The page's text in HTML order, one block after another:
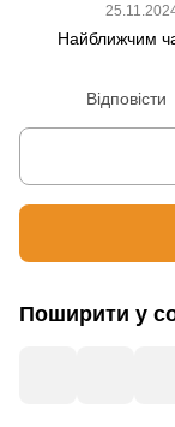
Найближчим
Відповісти
Поширити у